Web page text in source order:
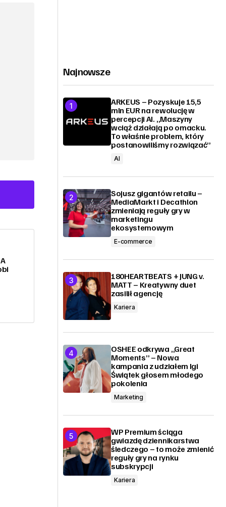
Najnowsze
ARKEUS – Pozyskuje 15,5
mln EUR na rewolucję w
percepcji AI. „Maszyny
wciąż działają po omacku.
To właśnie problem, który
postanowiliśmy rozwiązać”
AI
Sojusz gigantów retailu –
MediaMarkt i Decathlon
zmieniają reguły gry w
marketingu
ekosystemowym
E-commerce
180HEARTBEATS + JUNG v.
MATT – Kreatywny duet
zasilił agencję
Kariera
OSHEE odkrywa „Great
Moments” – Nowa
kampania z udziałem Igi
Świątek głosem młodego
pokolenia
Marketing
WP Premium ściąga
gwiazdę dziennikarstwa
śledczego – to może zmienić
reguły gry na rynku
subskrypcji
Kariera